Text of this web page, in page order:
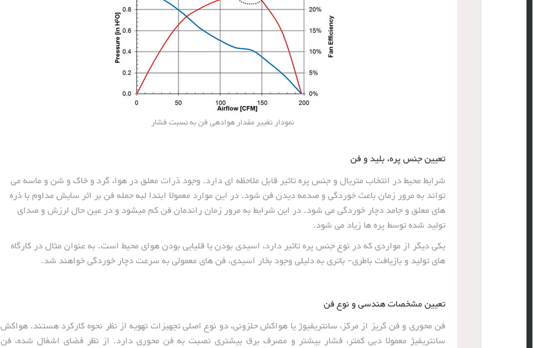
نمودار تغییر مقدار هوادهی فن به نسبت فشار
تعیین جنس پره، بلید و فن
شرایط محیط در انتخاب متریال و جنس پره تاثیر قابل ملاحظه ای دارد. وجود ذرات معلق در هوا، گرد و خاک و شن و ماسه می
تواند به مرور زمان باعث خوردگی و صدمه دیدن فن شود. در این موارد معمولا ابتدا لبه حمله فن بر اثر سایش مداوم با ذره
های معلق و جامد دچار خوردگی می شود. در این شرایط به مرور زمان راندمان فن کم میشود و در عین حال لرزش و صدای
تولید شده توسط پره ها زیاد می شود.
یکی دیگر از مواردی که در نوع جنس پره تاثیر دارد، اسیدی بودن یا قلیایی بودن هوای محیط است. به عنوان مثال در کارگاه
های تولید و بازیافت باطری- باتری به دلیلی وجود بخار اسیدی، فن های معمولی به سرعت دچار خوردگی خواهند شد.
تعیین مشخصات هندسی و نوع فن
فن محوری و فن گریز از مرکز، سانتریفیوژ یا هواکش حلزونی، دو نوع اصلی تجهیزات تهویه از نظر نحوه کارکرد هستند. هواکش
سانتریفیژ معمولا دبی کمتر، فشار بیشتر و مصرف برق بیشتری نصبت به فن محوری دارد. از نظر فضای اشغال شده، فن